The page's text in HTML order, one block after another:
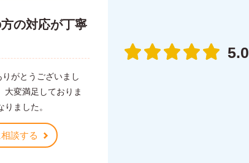
の対応が丁寧
がとうございまし
大変満足しておりま
ました。
談する
5.0